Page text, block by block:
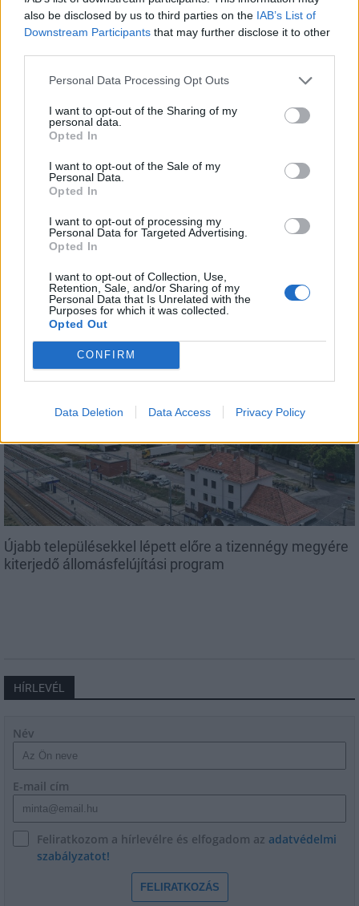
also be disclosed by us to third parties on the IAB’s List of
Downstream Participants that may further disclose it to other
Personal Data Processing Opt Outs
I want to opt-out of the Sharing of my
personal data.
Opted In
I want to opt-out of the Sale of my
Personal Data.
Opted In
I want to opt-out of processing my
Personal Data for Targeted Advertising.
Opted In
I want to opt-out of Collection, Use,
Retention, Sale, and/or Sharing of my
Personal Data that Is Unrelated with the
Purposes for which it was collected.
Opted Out
CONFIRM
Data Deletion Data Access Privacy Policy
Bicske Kelet csomópont építése
csomópont épül Angyalföldön
Másfélszeresére bővítik
iskoláját
AJÁNLJUK MÉG
Újabb településekkel lépett előre a tizennégy megyére
kiterjedő állomásfelújítási program
HÍRLEVÉL
Név
E-mail cím
Feliratkozom a hírlevélre és elfogadom az adatvédelmi
szabályzatot!
FELIRATKOZÁS